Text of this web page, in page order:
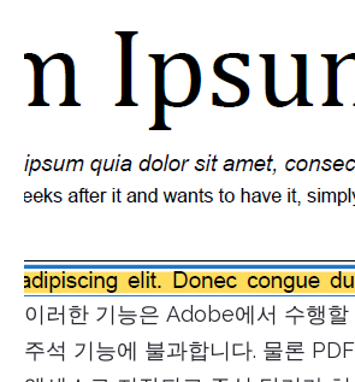
이러한 기능은 Adobe에서 수행할
주석 기능에 불과합니다. 물론